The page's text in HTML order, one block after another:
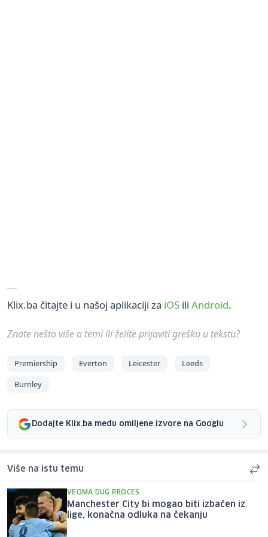
Klix.ba čitajte i u našoj aplikaciji za iOS ili Android.
Znate nešto više o temi ili želite prijaviti grešku u tekstu?
Premiership Everton Leicester
Leeds
Burnley
Dodajte Klix.ba među omiljene izvore na Googlu
Više na istu temu
VEOMA DUG PROCES
Manchester City bi mogao biti izbačen iz
lige, konačna odluka na čekanju